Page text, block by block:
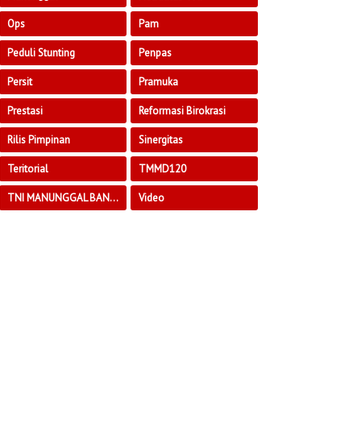
Ops Pam
Peduli Stunting Penpas
Persit Pramuka
Prestasi Reformasi Birokrasi
Rilis Pimpinan Sinergitas
Teritorial TMMD120
TNI MANUNGGAL BANGUN DESA Video